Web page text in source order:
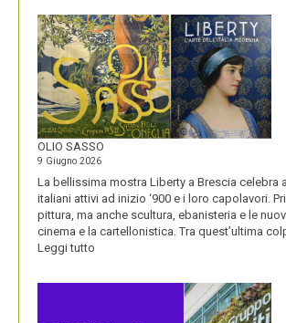
BLACKBERRY,
LA
STORIA
E
LA
VISIONE
ALL’ORIGINE
DI
NOME
OLIO SASSO
9 Giugno 2026
La bellissima mostra Liberty a Brescia celebra
italiani attivi ad inizio ‘900 e i loro capolavori.
pittura, ma anche scultura, ebanisteria e le
cinema e la cartellonistica. Tra quest’ultima
Leggi tutto